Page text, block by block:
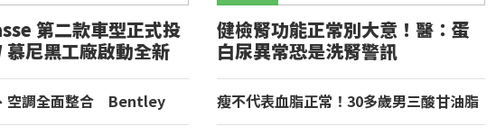
第二款車型正式投
尼黑工廠啟動全新
空調全面整合 Bentley
健檢腎功能正常別大意！醫：蛋
白尿異常恐是洗腎警訊
瘦不代表血脂正常！30多歲男三酸甘油脂